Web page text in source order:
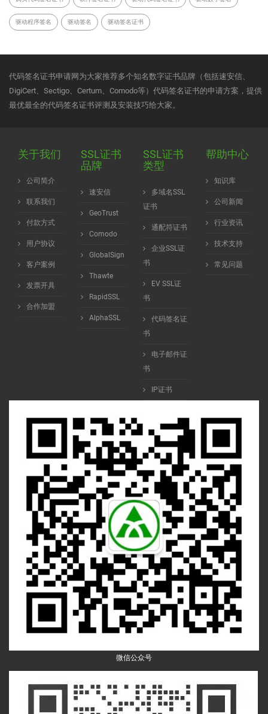
驱动程序签名 驱动签名 驱动签名证书
代码签名证书申请网为大家推荐多个知名数字证书品牌（包括速安信、
DigiCert、Sectigo、Certum、Comodo等）代码签名证书的申请方案，提供
最优最全的代码签名证书评测及安装技巧给大家。
关于我们
公司简介
联系我们
付款方式
用户协议
客户案例
发票开具
合作加盟
SSL证书
品牌
速安信
GeoTrust
Comodo
GlobalSign
Thawte
RapidSSL
AlphaSSL
SSL证书
类型
多域名SSL
证书
通配符证书
企业SSL证
书
EV SSL证
书
代码签名证
书
电子邮件证
书
IP证书
帮助中心
知识库
公司新闻
行业资讯
技术支持
常见问题
微信公众号